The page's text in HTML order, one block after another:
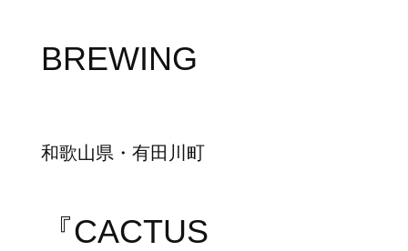
BREWING
和歌山県・有田川町
『CACTUS